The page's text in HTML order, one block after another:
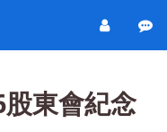
東會紀念